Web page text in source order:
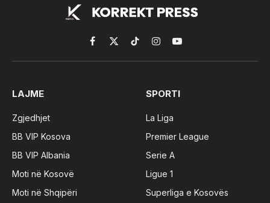
Facebook
X
(Twitter)
TikTokInstagramYouTube
LAJME
Zgjedhjet
BB VIP Kosova
BB VIP Albania
Moti në Kosovë
Moti në Shqipëri
SPORTI
La Liga
Premier League
Serie A
Ligue 1
Superliga e Kosovës